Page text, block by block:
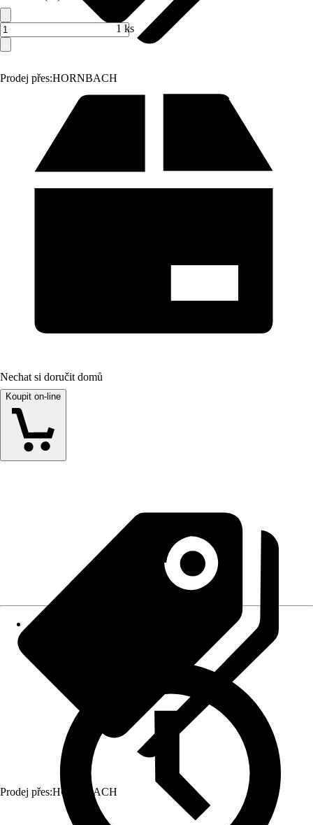
Prodej přes:HORNBACH
1 ks
Nechat si doručit domů
Koupit on-line
Prodej přes:HORNBACH